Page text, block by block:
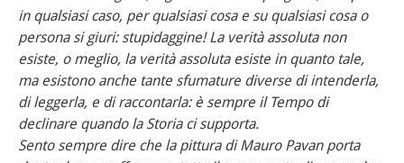
in qualsiasi caso, per qualsiasi cosa e su qualsiasi cosa o
persona si giuri: stupidaggine! La verità assoluta non
esiste, o meglio, la verità assoluta esiste in quanto tale,
ma esistono anche tante sfumature diverse di intenderla,
di leggerla, e di raccontarla: è sempre il Tempo di
declinare quando la Storia ci supporta.
Sento sempre dire che la pittura di Mauro Pavan porta